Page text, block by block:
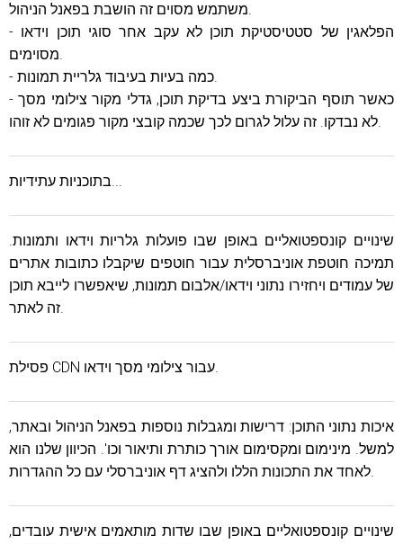
משתמש מסוים זה הושבת בפאנל הניהול.
- הפלאגין של סטטיסטיקת תוכן לא עקב אחר סוגי תוכן וידאו
מסוימים.
- כמה בעיות בעיבוד גלריית תמונות.
- כאשר תוסף הביקורת ביצע בדיקת תוכן, גדלי מקור צילומי מסך
לא נבדקו. זה עלול לגרום לכך שכמה קובצי מקור פגומים לא זוהו.
בתוכניות עתידיות...
שינויים קונספטואליים באופן שבו פועלות גלריות וידאו ותמונות.
תמיכה חוטפת אוניברסלית עבור חוטפים שיקבלו כתובות אתרים
של עמודים ויחזירו נתוני וידאו/אלבום תמונות, שיאפשרו לייבא תוכן
זה לאתר.
פסילת CDN עבור צילומי מסך וידאו.
איכות נתוני התוכן: דרישות ומגבלות נוספות בפאנל הניהול ובאתר,
למשל. מינימום ומקסימום אורך כותרת ותיאור וכו'. הכיוון שלנו הוא
לאחד את התכונות הללו ולהציג דף אוניברסלי עם כל ההגדרות.
שינויים קונספטואליים באופן שבו שדות מותאמים אישית עובדים,